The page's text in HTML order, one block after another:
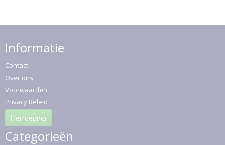
Informatie
Contact
Over ons
Voorwaarden
Privacy Beleid
Herroeping
Categorieën